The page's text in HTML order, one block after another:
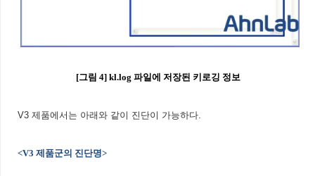
[그림 4] kl.log 파일에 저장된 키로깅 정보
V3 제품에서는 아래와 같이 진단이 가능하다.
<V3 제품군의 진단명>